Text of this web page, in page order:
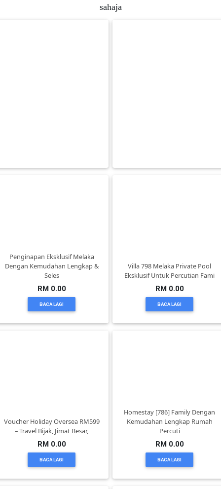
sahaja
Penginapan Eksklusif Melaka
Dengan Kemudahan Lengkap &
Seles
RM 0.00
BACA LAGI
Villa 798 Melaka Private Pool
Eksklusif Untuk Percutian Fami
RM 0.00
BACA LAGI
Voucher Holiday Oversea RM599
– Travel Bijak, Jimat Besar,
RM 0.00
BACA LAGI
Homestay [786] Family Dengan
Kemudahan Lengkap Rumah
Percuti
RM 0.00
BACA LAGI
TUDUNG(0)
ARTIKEL(14)
PERNIAGAAN(41)